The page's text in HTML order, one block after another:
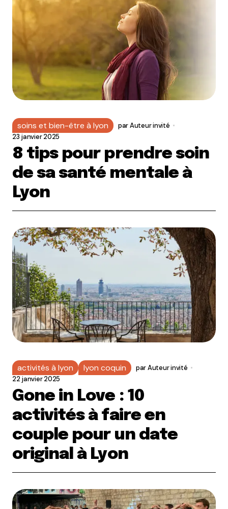
soins et bien-être à lyon parAuteur invité
23 janvier 2025
8 tips pour prendre soin
de sa santé mentale à
Lyon
activités à lyon lyon coquin parAuteur invité
22 janvier 2025
Gone in Love : 10
activités à faire en
couple pour un date
original à Lyon